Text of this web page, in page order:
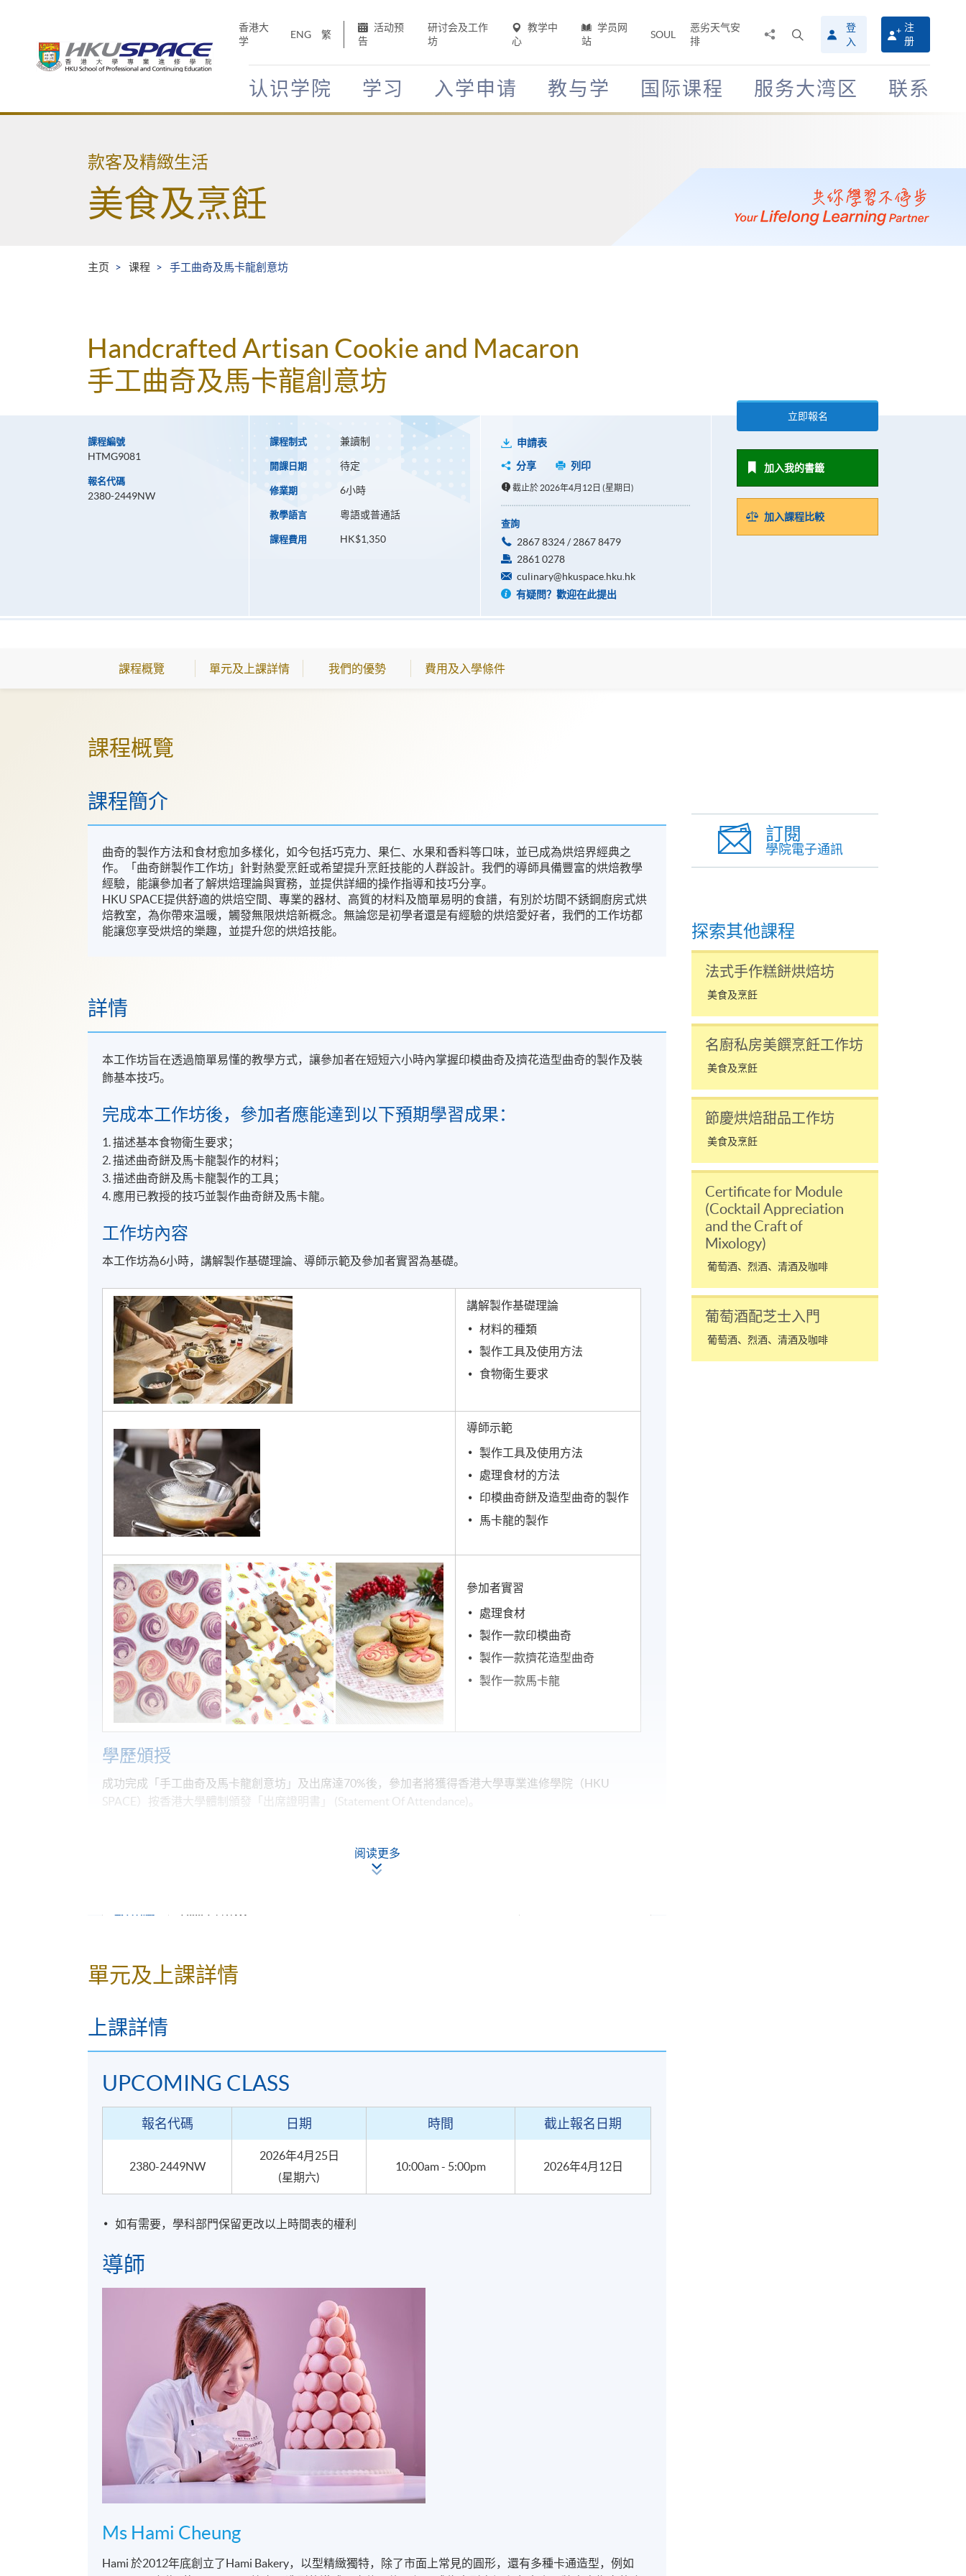
香港大
学
ENG 繁
活动预
告
研讨会及工作
坊
教学中
心
学员网
站
SOUL
恶劣天气安
排
搜
寻
介
面
登
入
注
册
认识学院 学习 入学申请 教与学 国际课程 服务大湾区 联系
Main
款客及精緻生活
美食及烹飪
主页 课程 手工曲奇及馬卡龍創意坊
Handcrafted Artisan Cookie and Macaron
手工曲奇及馬卡龍創意坊
課程編號
HTMG9081
報名代碼
2380-2449NW
課程制式 兼讀制
開課日期 待定
修業期 6小時
教學語言 粵語或普通話
課程費用 HK$1,350
申請表
分享
列印
截止於 2026年4月12日 (星期日)
查詢
2867 8324 / 2867 8479
2861 0278
culinary@hkuspace.hku.hk
有疑問？歡迎在此提出
立即報名
加入我的書籤
加入課程比較
課程概覽 單元及上課詳情 我們的優勢 費用及入學條件
課程概覽
課程簡介
曲奇的製作方法和食材愈加多樣化，如今包括巧克力、果仁、水果和香料等口味，並已成為烘焙界經典之
作。「曲奇餅製作工作坊」針對熱愛烹飪或希望提升烹飪技能的人群設計。我們的導師具備豐富的烘焙教學
經驗，能讓參加者了解烘焙理論與實務，並提供詳細的操作指導和技巧分享。
HKU SPACE提供舒適的烘焙空間、專業的器材、高質的材料及簡單易明的食譜，有別於坊間不銹鋼廚房式烘
焙教室，為你帶來温暖，觸發無限烘焙新概念。無論您是初學者還是有經驗的烘焙愛好者，我們的工作坊都
能讓您享受烘焙的樂趣，並提升您的烘焙技能。
詳情
本工作坊旨在透過簡單易懂的教學方式，讓參加者在短短六小時內掌握印模曲奇及擠花造型曲奇的製作及裝
飾基本技巧。
完成本工作坊後，參加者應能達到以下預期學習成果：
1. 描述基本食物衛生要求；
2. 描述曲奇餅及馬卡龍製作的材料；
3. 描述曲奇餅及馬卡龍製作的工具；
4. 應用已教授的技巧並製作曲奇餅及馬卡龍。
工作坊內容
本工作坊為6小時，講解製作基礎理論、導師示範及參加者實習為基礎。
講解製作基礎理論
材料的種類
製作工具及使用方法
食物衛生要求
導師示範
製作工具及使用方法
處理食材的方法
印模曲奇餅及造型曲奇的製作
馬卡龍的製作
參加者實習
處理食材
製作一款印模曲奇
製作一款擠花造型曲奇
製作一款馬卡龍
學歷頒授
成功完成「手工曲奇及馬卡龍創意坊」及出席達70%後，參加者將獲得香港大學專業進修學院（HKU
SPACE）按香港大學體制頒發「出席證明書」 (Statement Of Attendance)。
報名代碼 2380-2449NW
港島南分校
阅读更多
單元及上課詳情
上課詳情
UPCOMING CLASS
報名代碼 日期 時間 截止報名日期
2380-2449NW
2026年4月25日
(星期六)
10:00am - 5:00pm 2026年4月12日
如有需要，學科部門保留更改以上時間表的權利
導師
Ms Hami Cheung
Hami 於2012年底創立了Hami Bakery，以型精緻獨特，除了市面上常見的圓形，還有多種卡通造型，例如
訂閱
學院電子通訊
探索其他課程
法式手作糕餅烘焙坊
美食及烹飪
名廚私房美饌烹飪工作坊
美食及烹飪
節慶烘焙甜品工作坊
美食及烹飪
Certificate for Module
(Cocktail Appreciation
and the Craft of
Mixology)
葡萄酒、烈酒、清酒及咖啡
葡萄酒配芝士入門
葡萄酒、烈酒、清酒及咖啡